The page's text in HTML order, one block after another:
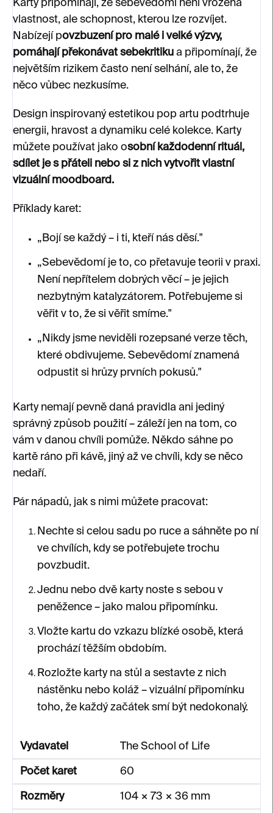
Karty připomínají, že sebevědomí není vrozená
vlastnost, ale schopnost, kterou lze rozvíjet.
Nabízejí povzbuzení pro malé i velké výzvy,
pomáhají překonávat sebekritiku a připomínají, že
největším rizikem často není selhání, ale to, že
něco vůbec nezkusíme.
Design inspirovaný estetikou pop artu podtrhuje
energii, hravost a dynamiku celé kolekce. Karty
můžete používat jako osobní každodenní rituál,
sdílet je s přáteli nebo si z nich vytvořit vlastní
vizuální moodboard.
Příklady karet:
„Bojí se každý – i ti, kteří nás děsí."
„Sebevědomí je to, co přetavuje teorii v praxi.
Není nepřítelem dobrých věcí – je jejich
nezbytným katalyzátorem. Potřebujeme si
věřit v to, že si věřit smíme."
„Nikdy jsme neviděli rozepsané verze těch,
které obdivujeme. Sebevědomí znamená
odpustit si hrůzy prvních pokusů."
Karty nemají pevně daná pravidla ani jediný
správný způsob použití – záleží jen na tom, co
vám v danou chvíli pomůže. Někdo sáhne po
kartě ráno při kávě, jiný až ve chvíli, kdy se něco
nedaří.
Pár nápadů, jak s nimi můžete pracovat:
Nechte si celou sadu po ruce a sáhněte po ní
ve chvílích, kdy se potřebujete trochu
povzbudit.
Jednu nebo dvě karty noste s sebou v
peněžence – jako malou připomínku.
Vložte kartu do vzkazu blízké osobě, která
prochází těžším obdobím.
Rozložte karty na stůl a sestavte z nich
nástěnku nebo koláž – vizuální připomínku
toho, že každý začátek smí být nedokonalý.
Vydavatel The School of Life
Počet karet 60
Rozměry 104 × 73 × 36 mm